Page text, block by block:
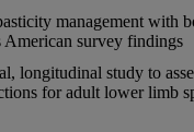
management with
American survey findings
longitudinal study to
for adult lower limb